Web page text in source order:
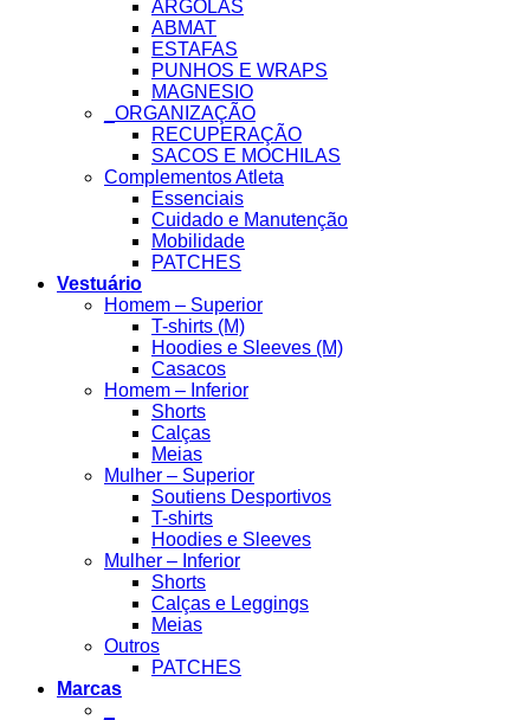
ARGOLAS
ABMAT
ESTAFAS
PUNHOS E WRAPS
MAGNESIO
_ORGANIZAÇÃO
RECUPERAÇÃO
SACOS E MOCHILAS
Complementos Atleta
Essenciais
Cuidado e Manutenção
Mobilidade
PATCHES
Vestuário
Homem – Superior
T-shirts (M)
Hoodies e Sleeves (M)
Casacos
Homem – Inferior
Shorts
Calças
Meias
Mulher – Superior
Soutiens Desportivos
T-shirts
Hoodies e Sleeves
Mulher – Inferior
Shorts
Calças e Leggings
Meias
Outros
PATCHES
Marcas